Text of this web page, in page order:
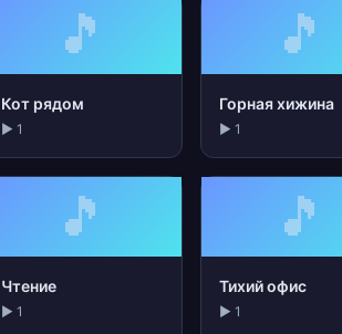
🎵
Кот рядом
▶ 1
🎵
Горная хижина
▶ 1
🎵
Чтение
▶ 1
🎵
Тихий офис
▶ 1